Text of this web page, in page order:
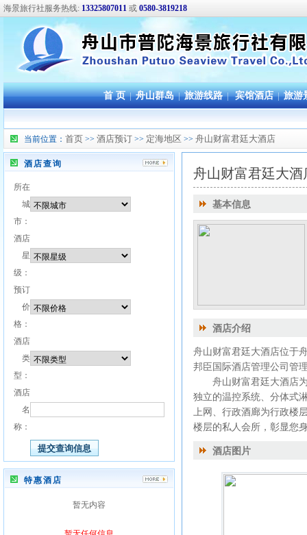
海景旅行社服务热线: 13325807011 或 0580-3819218
首 页 | 舟山群岛 | 旅游线路 | 宾馆酒店 | 旅游
当前位置： 首页 >> 酒店预订 >> 定海地区 >> 舟山财富君廷大酒店
酒店查询
所在
城
市：
酒店
星
级：
预订
价
格：
酒店
类
型：
酒店
名
称：
特惠酒店
暂无内容
舟山财富君廷大酒
基本信息
酒店介绍
舟山财富君廷大酒店位于
邦臣国际酒店管理公司管
舟山财富君廷大酒店为
独立的温控系统、分体式
上网、行政酒廊为行政楼
楼层的私人会所，彰显您
酒店图片